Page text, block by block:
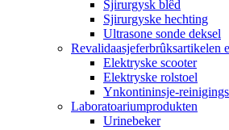
Sjirurgysk blêd
Sjirurgyske hechting
Ultrasone sonde deksel
Revalidaasjeferbrûksartikelen
Elektryske scooter
Elektryske rolstoel
Ynkontininsje-
Laboratoariumprodukten
Urinebeker